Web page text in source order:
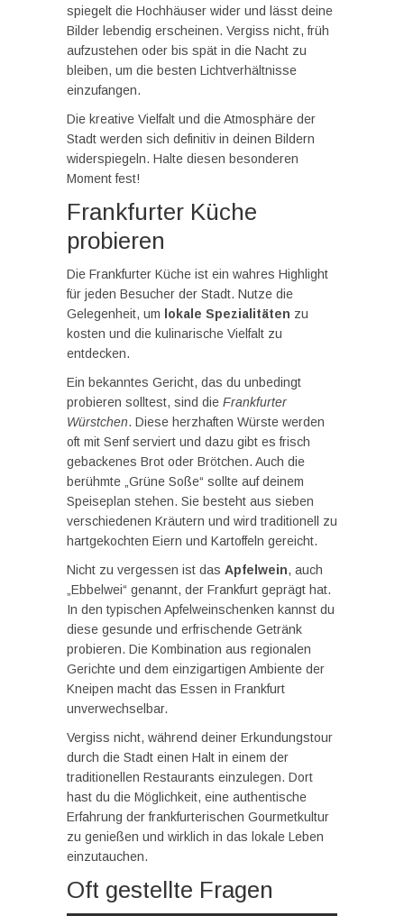
spiegelt die Hochhäuser wider und lässt deine
Bilder lebendig erscheinen. Vergiss nicht, früh
aufzustehen oder bis spät in die Nacht zu
bleiben, um die besten Lichtverhältnisse
einzufangen.
Die kreative Vielfalt und die Atmosphäre der
Stadt werden sich definitiv in deinen Bildern
widerspiegeln. Halte diesen besonderen
Moment fest!
Frankfurter Küche
probieren
Die Frankfurter Küche ist ein wahres Highlight
für jeden Besucher der Stadt. Nutze die
Gelegenheit, um
lokale Spezialitäten zu
kosten und die kulinarische Vielfalt zu
entdecken.
Ein bekanntes Gericht, das du unbedingt
probieren solltest, sind die Frankfurter
Würstchen. Diese herzhaften Würste werden
oft mit Senf serviert und dazu gibt es frisch
gebackenes Brot oder Brötchen. Auch die
berühmte „Grüne Soße“ sollte auf deinem
Speiseplan stehen. Sie besteht aus sieben
verschiedenen Kräutern und wird traditionell zu
hartgekochten Eiern und Kartoffeln gereicht.
Nicht zu vergessen ist das Apfelwein, auch
„Ebbelwei“ genannt, der Frankfurt geprägt hat.
In den typischen Apfelweinschenken kannst du
diese gesunde und erfrischende Getränk
probieren. Die Kombination aus regionalen
Gerichte und dem einzigartigen Ambiente der
Kneipen macht das Essen in Frankfurt
unverwechselbar.
Vergiss nicht, während deiner Erkundungstour
durch die Stadt einen Halt in einem der
traditionellen Restaurants einzulegen. Dort
hast du die Möglichkeit, eine authentische
Erfahrung der frankfurterischen Gourmetkultur
zu genießen und wirklich in das lokale Leben
einzutauchen.
Oft gestellte Fragen